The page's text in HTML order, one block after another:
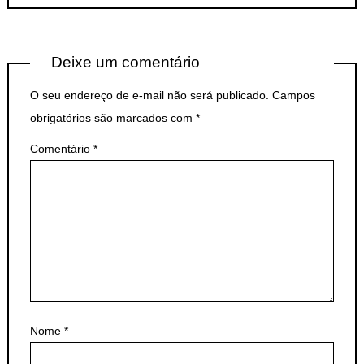
Deixe um comentário
O seu endereço de e-mail não será publicado. Campos
obrigatórios são marcados com *
Comentário *
Nome *